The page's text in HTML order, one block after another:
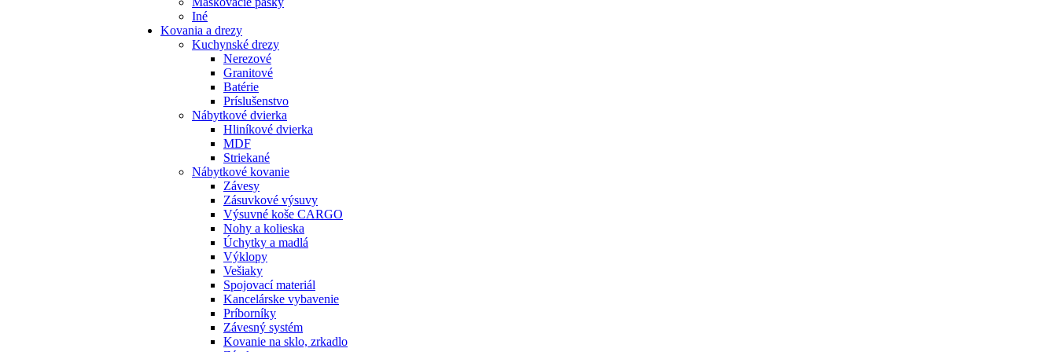
Iné
Kovania a drezy
Kuchynské drezy
Nerezové
Granitové
Batérie
Príslušenstvo
Nábytkové dvierka
Hliníkové dvierka
MDF
Striekané
Nábytkové kovanie
Závesy
Zásuvkové výsuvy
Výsuvné koše CARGO
Nohy a kolieska
Úchytky a madlá
Výklopy
Vešiaky
Spojovací materiál
Kancelárske vybavenie
Príborníky
Závesný systém
Kovanie na sklo, zrkadlo